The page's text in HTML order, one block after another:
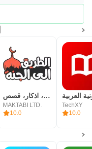
الطريق الى الجنة، اذكار، قصص
MAKTABI LTD.
10.0
TechXY
10.0